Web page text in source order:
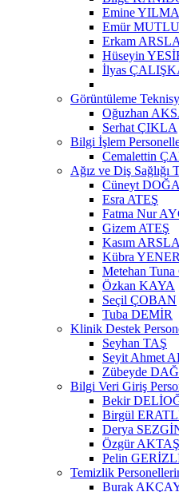
Emine
Emür MUTLU
Erkam
Hüseyin
İlyas
Görüntüleme
Oğuzhan
Serhat ÇIKLA
Bilgi İşlem
Cemalettin
Ağız ve Diş Sağlığı
Cüneyt
Esra ATEŞ
Fatma Nur
Gizem ATEŞ
Kasım
Kübra
Metehan
Özkan KAYA
Seçil ÇOBAN
Tuba DEMİR
Klinik Destek
Seyhan TAŞ
Seyit Ahmet
Zübeyde
Bilgi Veri Giriş
Bekir
Birgül
Derya
Özgür AKTAŞ
Pelin
Temizlik
Burak